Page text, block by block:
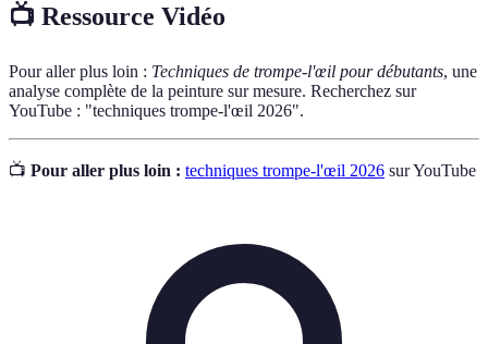
📺 Ressource Vidéo
Pour aller plus loin : Techniques de trompe-l'œil pour débutants, une
analyse complète de la peinture sur mesure. Recherchez sur
YouTube : "techniques trompe-l'œil 2026".
📺 Pour aller plus loin : techniques trompe-l'œil 2026 sur YouTube